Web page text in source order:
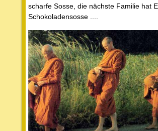
scharfe Sosse, die nächste Familie hat
Schokoladensosse ....